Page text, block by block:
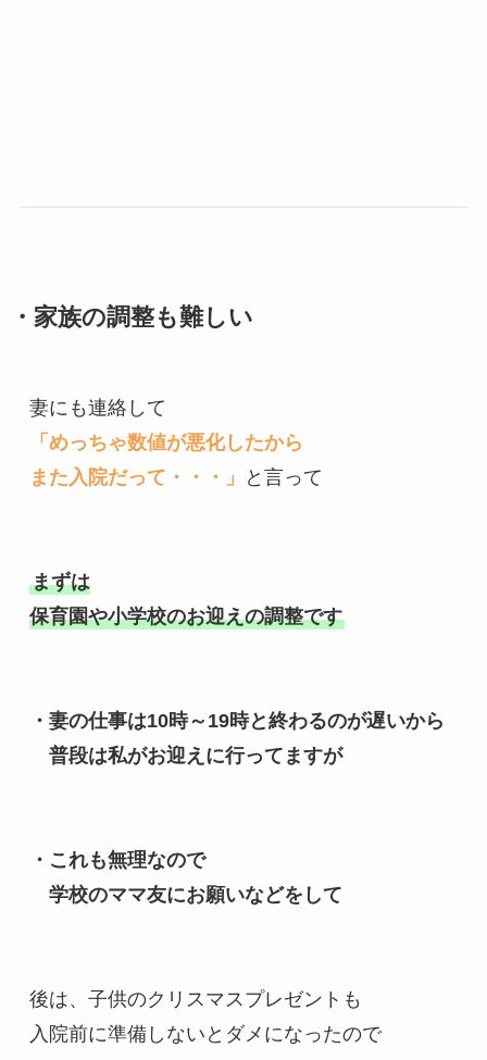
・家族の調整も難しい
「めっちゃ数値が悪化したから
また入院だって・・・」
と言って
まずは
保育園や小学校のお迎えの調整です
・妻の仕事は10時～19時と終わるのが遅いから
普段は私がお迎えに行ってますが
・これも無理なので
学校のママ友にお願いなどをして
後は、子供のクリスマスプレゼントも
入院前に準備しないとダメになったので